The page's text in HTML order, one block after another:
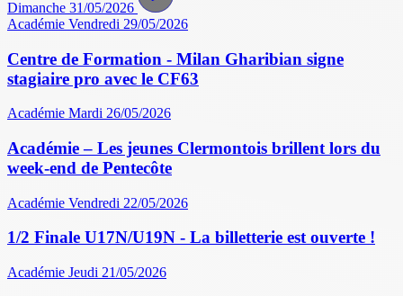
Dimanche 31/05/2026
Académie Vendredi 29/05/2026
Centre de Formation - Milan Gharibian signe
stagiaire pro avec le CF63
Académie Mardi 26/05/2026
Académie – Les jeunes Clermontois brillent lors du
week-end de Pentecôte
Académie Vendredi 22/05/2026
1/2 Finale U17N/U19N - La billetterie est ouverte !
Académie Jeudi 21/05/2026